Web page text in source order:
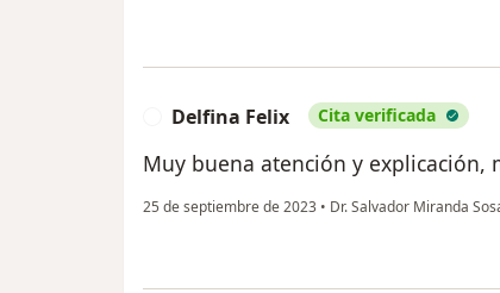
Delfina Felix Cita verificada
Muy buena atención y explicación,
25 de septiembre de 2023 • Dr. Salvador Miranda